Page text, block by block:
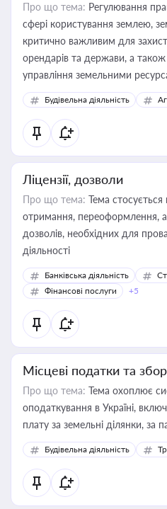
Про що тема: Регулювання
сфері користування землею,
критично важливим для
орендарів та держави, а
управління земельними
Будівельна діяльність
Ліцензії, дозволи
Про що тема: Тема
отримання, переоформлення,
дозволів, необхідних для
діяльності
Банківська діяльність
Фінансові послуги
+5
Місцеві податки та
Про що тема: Тема охоплює
оподаткування в Україні,
Будівельна діяльність